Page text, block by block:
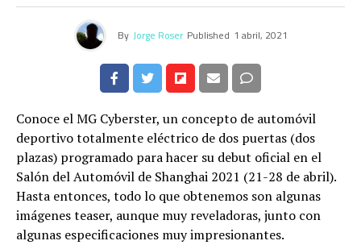
By Jorge Roser Published 1 abril, 2021
Conoce el MG Cyberster, un concepto de automóvil
deportivo totalmente eléctrico de dos puertas (dos
plazas) programado para hacer su debut oficial en el
Salón del Automóvil de Shanghai 2021 (21-28 de abril).
Hasta entonces, todo lo que obtenemos son algunas
imágenes teaser, aunque muy reveladoras, junto con
algunas especificaciones muy impresionantes.